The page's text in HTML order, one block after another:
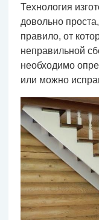
Технология
довольно
правило, от
неправильной
необходимо
или можно